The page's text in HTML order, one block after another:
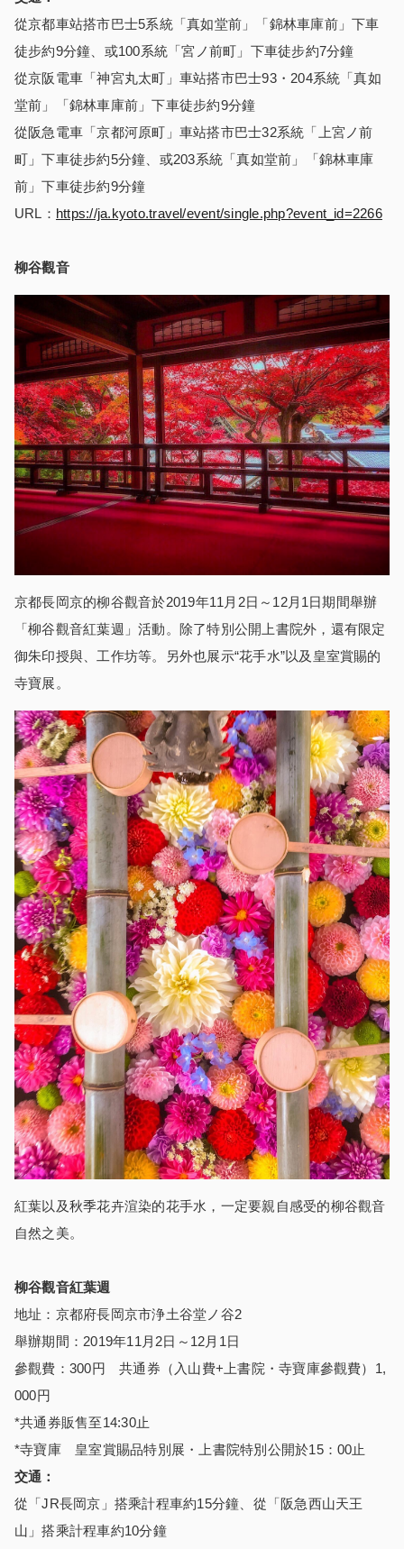
從京都車站搭市巴士5系統「真如堂前」「錦林車庫前」下車
徒步約9分鐘、或100系統「宮ノ前町」下車徒步約7分鐘
從京阪電車「神宮丸太町」車站搭市巴士93・204系統「真如
堂前」「錦林車庫前」下車徒步約9分鐘
從阪急電車「京都河原町」車站搭市巴士32系統「上宮ノ前
町」下車徒步約5分鐘、或203系統「真如堂前」「錦林車庫
前」下車徒步約9分鐘
URL： https://ja.kyoto.travel/event/single.php?event_id=2266
柳谷觀音
京都長岡京的柳谷觀音於2019年11月2日～12月1日期間舉辦
「柳谷觀音紅葉週」活動。除了特別公開上書院外，還有限定
御朱印授與、工作坊等。另外也展示“花手水”以及皇室賞賜的
寺寶展。
紅葉以及秋季花卉渲染的花手水，一定要親自感受的柳谷觀音
自然之美。
柳谷觀音紅葉週
地址：京都府長岡京市浄土谷堂ノ谷2
舉辦期間：2019年11月2日～12月1日
參觀費：300円 共通券（入山費+上書院・寺寶庫參觀費）1,
000円
*共通券販售至14:30止
*寺寶庫 皇室賞賜品特別展・上書院特別公開於15：00止
交通：
從「JR長岡京」搭乘計程車約15分鐘、從「阪急西山天王
山」搭乘計程車約10分鐘